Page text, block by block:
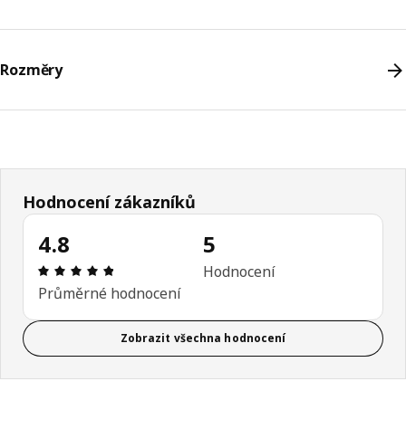
Rozměry
Hodnocení zákazníků
4.8
Hodnocení výrobku: 4.8 z 5 hvězdičky/hvězdiček
Průměrné hodnocení
5
Hodnocení
Zobrazit všechna hodnocení